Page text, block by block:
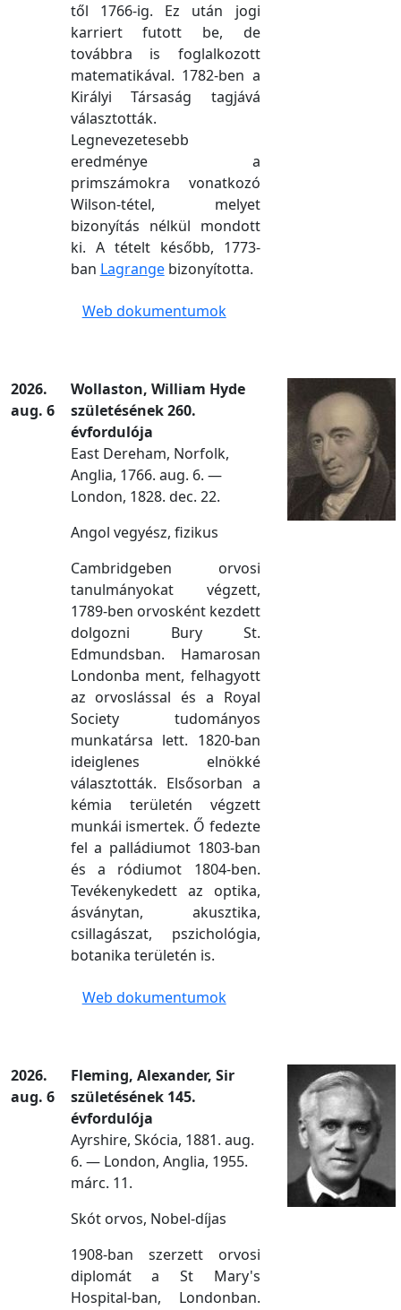
től 1766-ig. Ez után jogi
karriert futott be, de
továbbra is foglalkozott
matematikával. 1782-ben a
Királyi Társaság tagjává
választották.
Legnevezetesebb
eredménye a
primszámokra vonatkozó
Wilson-tétel, melyet
bizonyítás nélkül mondott
ki. A tételt később, 1773-
ban Lagrangebizonyította.
Web dokumentumok
2026.
aug. 6
Wollaston, William Hyde
születésének 260.
évfordulója
East Dereham, Norfolk,
Anglia, 1766. aug. 6. —
London, 1828. dec. 22.
Angol vegyész, fizikus
Cambridgeben orvosi
tanulmányokat végzett,
1789-ben orvosként kezdett
dolgozni Bury St.
Edmundsban. Hamarosan
Londonba ment, felhagyott
az orvoslással és a Royal
Society tudományos
munkatársa lett. 1820-ban
ideiglenes elnökké
választották. Elsősorban a
kémia területén végzett
munkái ismertek. Ő fedezte
fel a palládiumot 1803-ban
és a ródiumot 1804-ben.
Tevékenykedett az optika,
ásványtan, akusztika,
csillagászat, pszichológia,
botanika területén is.
Web dokumentumok
2026.
aug. 6
Fleming, Alexander, Sir
születésének 145.
évfordulója
Ayrshire, Skócia, 1881. aug.
6. — London, Anglia, 1955.
márc. 11.
Skót orvos, Nobel-díjas
1908-ban szerzett orvosi
diplomát a St Mary's
Hospital-ban, Londonban.